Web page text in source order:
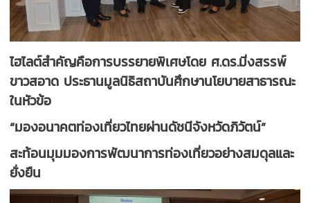
ไฮไลต์สำคัญคือการบรรยายพิเศษโดย ศ.ดร.มิ่งสรรพ์
ขาวสอาด ประธานมูลนิธิสถาบันศึกษานโยบายสาธารณะ
ในหัวข้อ
“มองอนาคตท่องเที่ยวไทยผ่านดัชนีจังหวัดภิวัตน์”
สะท้อนมุมมองการพัฒนาการท่องเที่ยวอย่างสมดุลและ
ยั่งยืน